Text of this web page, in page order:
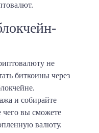
не
биткоины через
и собирайте
чего вы сможете
валюту.